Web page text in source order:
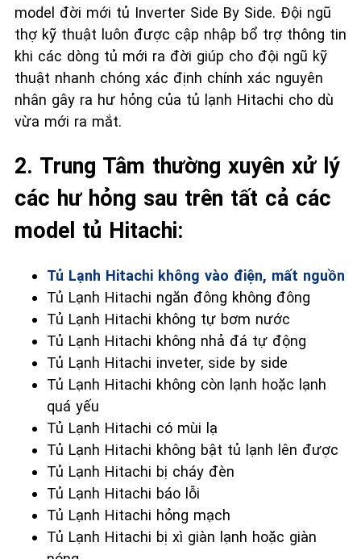
model đời mới tủ Inverter Side By Side. Đội ngũ
thợ kỹ thuật luôn được cập nhập bổ trợ thông tin
khi các dòng tủ mới ra đời giúp cho đội ngũ kỹ
thuật nhanh chóng xác định chính xác nguyên
nhân gây ra hư hỏng của tủ lạnh Hitachi cho dù
vừa mới ra mắt.
2. Trung Tâm thường xuyên xử lý
các hư hỏng sau trên tất cả các
model tủ Hitachi:
Tủ Lạnh Hitachi không vào điện, mất nguồn
Tủ Lạnh Hitachi ngăn đông không đông
Tủ Lạnh Hitachi không tự bơm nước
Tủ Lạnh Hitachi không nhả đá tự động
Tủ Lạnh Hitachi inveter, side by side
Tủ Lạnh Hitachi không còn lạnh hoặc lạnh
quá yếu
Tủ Lạnh Hitachi có mùi lạ
Tủ Lạnh Hitachi không bật tủ lạnh lên được
Tủ Lạnh Hitachi bị cháy đèn
Tủ Lạnh Hitachi báo lỗi
Tủ Lạnh Hitachi hỏng mạch
Tủ Lạnh Hitachi bị xì giàn lạnh hoặc giàn